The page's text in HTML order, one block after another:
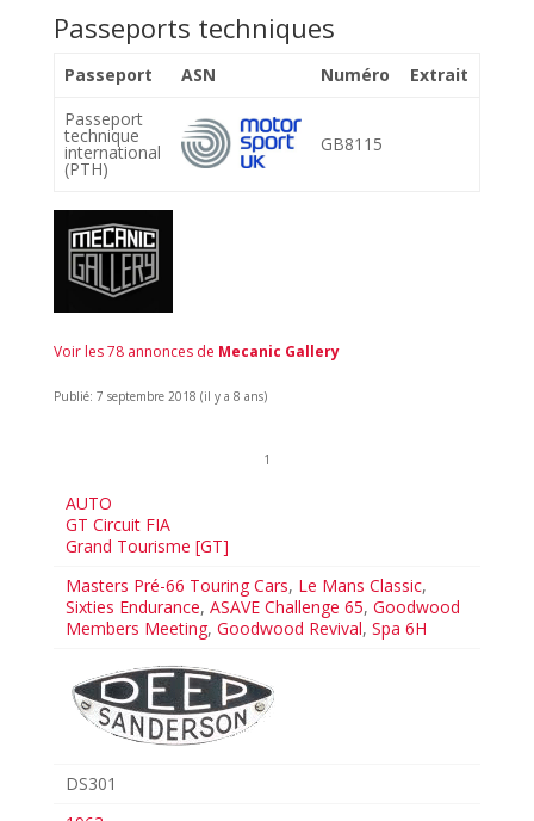
Passeports techniques
Passeport ASN Numéro
Extrait
Passeport
technique
international
(PTH)
GB8115
Voir les 78 annonces de Mecanic Gallery
Publié: 7 septembre 2018 (il y a 8 ans)
1
AUTO
GT Circuit FIA
Grand Tourisme [GT]
Masters Pré-66 Touring Cars, Le Mans Classic,
Sixties Endurance,ASAVE Challenge 65,Goodwood
Members Meeting,Goodwood Revival,Spa 6H
DS301